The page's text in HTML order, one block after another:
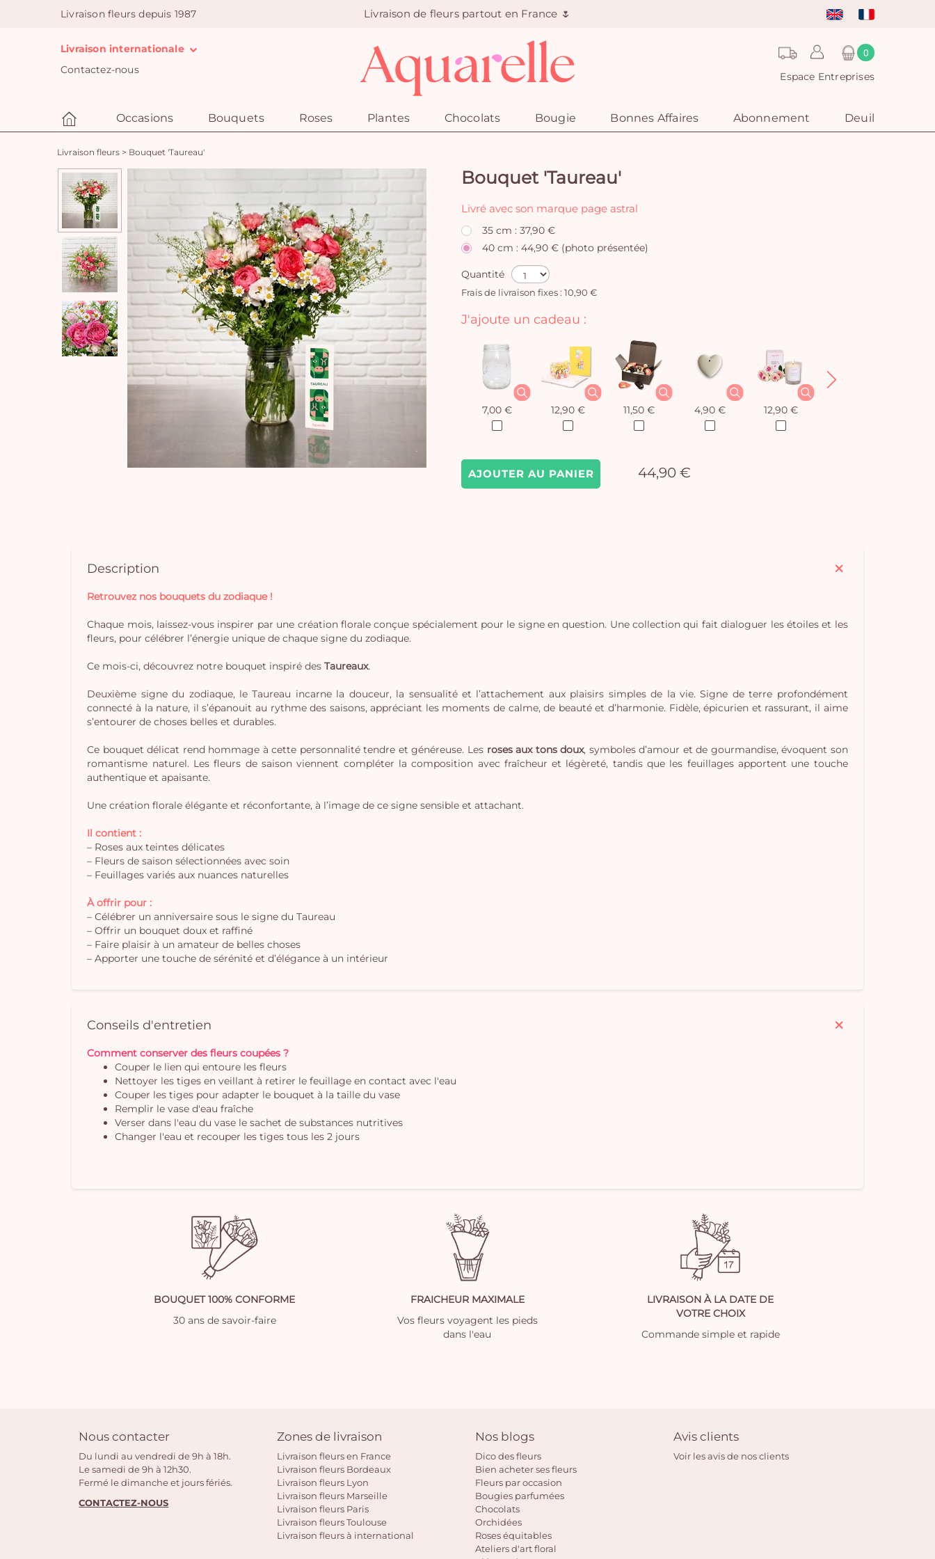
Livraison fleurs depuis 1987 Livraison de fleurs partout en France 🌷
Livraison internationale
Contactez-nous
0
Espace Entreprises
Occasions Bouquets Roses Plantes Chocolats Bougie Bonnes Affaires Abonnement Deuil
Livraison fleurs > Bouquet 'Taureau'
Bouquet 'Taureau'
Livré avec son marque page astral
35 cm : 37,90 €
40 cm : 44,90 € (photo présentée)
Quantité
Frais de livraison fixes : 10,90 €
AJOUTER AU PANIER 44,90 €
J'ajoute un cadeau :
7,00 € 12,90 € 11,50 € 4,90 € 12,90 €
Description
Retrouvez nos bouquets du zodiaque !
Chaque mois, laissez-vous inspirer par une création florale conçue spécialement pour le signe en question. Une collection qui fait dialoguer les étoiles et les
fleurs, pour célébrer l’énergie unique de chaque signe du zodiaque.
Ce mois-ci, découvrez notre bouquet inspiré desTaureaux.
Deuxième signe du zodiaque, le Taureau incarne la douceur, la sensualité et l’attachement aux plaisirs simples de la vie. Signe de terre profondément
connecté à la nature, il s’épanouit au rythme des saisons, appréciant les moments de calme, de beauté et d’harmonie. Fidèle, épicurien et rassurant, il aime
s’entourer de choses belles et durables.
Ce bouquet délicat rend hommage à cette personnalité tendre et généreuse. Les roses aux tons doux, symboles d’amour et de gourmandise, évoquent son
romantisme naturel. Les fleurs de saison viennent compléter la composition avec fraîcheur et légèreté, tandis que les feuillages apportent une touche
authentique et apaisante.
Une création florale élégante et réconfortante, à l’image de ce signe sensible et attachant.
Il contient :
– Roses aux teintes délicates
– Fleurs de saison sélectionnées avec soin
– Feuillages variés aux nuances naturelles
À offrir pour :
– Célébrer un anniversaire sous le signe du Taureau
– Offrir un bouquet doux et raffiné
– Faire plaisir à un amateur de belles choses
– Apporter une touche de sérénité et d’élégance à un intérieur
Conseils d'entretien
Comment conserver des fleurs coupées ?
Couper le lien qui entoure les fleurs
Nettoyer les tiges en veillant à retirer le feuillage en contact avec l'eau
Couper les tiges pour adapter le bouquet à la taille du vase
Remplir le vase d'eau fraîche
Verser dans l'eau du vase le sachet de substances nutritives
Changer l'eau et recouper les tiges tous les 2 jours
BOUQUET 100% CONFORME
30 ans de savoir-faire
FRAICHEUR MAXIMALE
Vos fleurs voyagent les pieds
dans l'eau
LIVRAISON À LA DATE DE
VOTRE CHOIX
Commande simple et rapide
Nous contacter
Du lundi au vendredi de 9h à 18h.
Le samedi de 9h à 12h30.
Fermé le dimanche et jours fériés.
CONTACTEZ-NOUS
Zones de livraison
Livraison fleurs en France
Livraison fleurs Bordeaux
Livraison fleurs Lyon
Livraison fleurs Marseille
Livraison fleurs Paris
Livraison fleurs Toulouse
Livraison fleurs à international
Nos blogs
Dico des fleurs
Bien acheter ses fleurs
Fleurs par occasion
Bougies parfumées
Chocolats
Orchidées
Roses équitables
Ateliers d'art floral
Avis clients
Voir les avis de nos clients